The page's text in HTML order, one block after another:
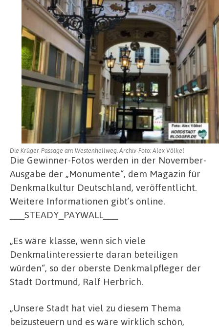
Die Krüger-Passage am Westenhellweg. Archiv-Foto: Alex Völkel
Die Gewinner-Fotos werden in der November-
Ausgabe der „Monumente“, dem Magazin für
Denkmalkultur Deutschland, veröffentlicht.
Weitere Informationen gibt’s online.
___STEADY_PAYWALL___
„Es wäre klasse, wenn sich viele
Denkmalinteressierte daran beteiligen
würden“, so der oberste Denkmalpfleger der
Stadt Dortmund, Ralf Herbrich.
„Unsere Stadt hat viel zu diesem Thema
beizusteuern und es wäre wirklich schön,